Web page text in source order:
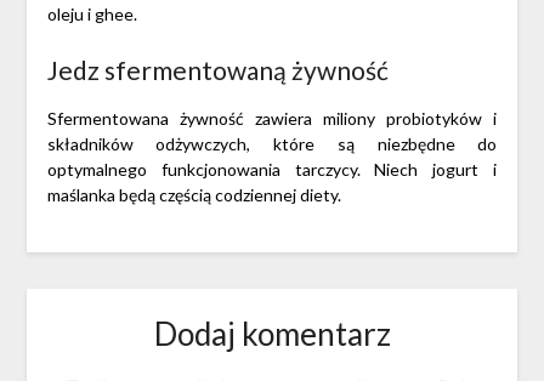
oleju i ghee.
Jedz sfermentowaną żywność
Sfermentowana żywność zawiera miliony probiotyków i
składników odżywczych, które są niezbędne do
optymalnego funkcjonowania tarczycy. Niech jogurt i
maślanka będą częścią codziennej diety.
Dodaj komentarz